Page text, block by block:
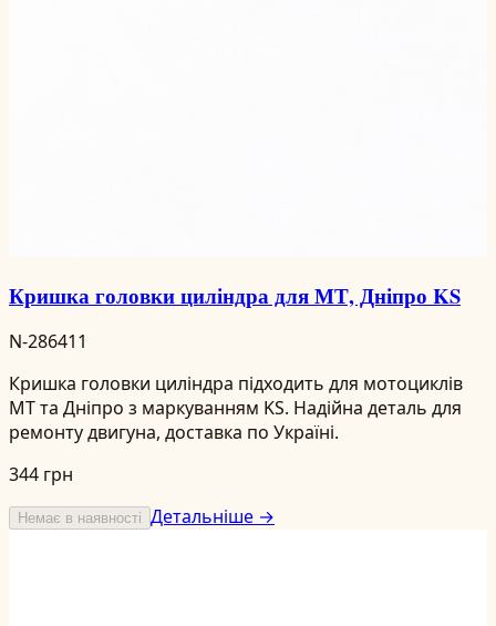
Кришка головки циліндра для МТ, Дніпро KS
N-286411
Кришка головки циліндра підходить для мотоциклів
МТ та Дніпро з маркуванням KS. Надійна деталь для
ремонту двигуна, доставка по Україні.
344 грн
Немає в наявності Детальніше →